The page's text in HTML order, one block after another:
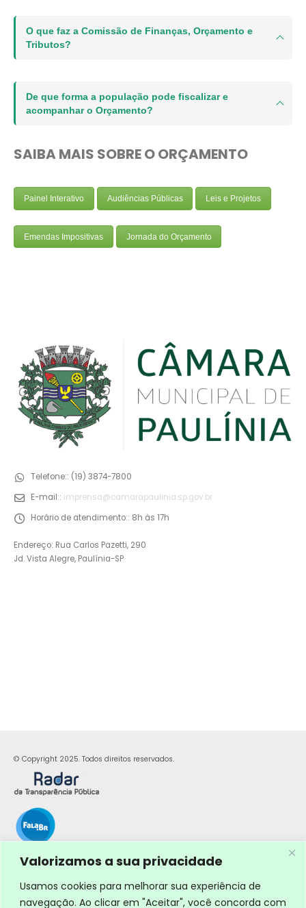
Valorizamos a sua privacidade
Usamos cookies para melhorar sua experiência de
navegação. Ao clicar em "Aceitar", você concorda com
O que faz a Comissão de Finanças, Orçamento e
Tributos?
De que forma a população pode fiscalizar e
acompanhar o Orçamento?
SAIBA MAIS SOBRE O ORÇAMENTO
Painel Interativo Audiências Públicas Leis e Projetos
Emendas Impositivas Jornada do Orçamento
Telefone:: (19) 3874-7800
E-mail:: imprensa@camarapaulinia.sp.gov.br
Horário de atendimento:: 8h às 17h
Endereço: Rua Carlos Pazetti, 290
Jd. Vista Alegre, Paulínia-SP
© Copyright 2025. Todos direitos reservados.